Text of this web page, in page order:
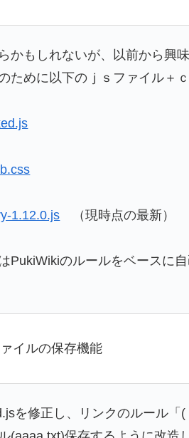
かもしれないが、以前から興
めに以下のｊｓファイル＋ｃ
1.12.0.js （現時点の最新）
のルールをベースに自
イルの保存機能
を修正し、リンクのルール